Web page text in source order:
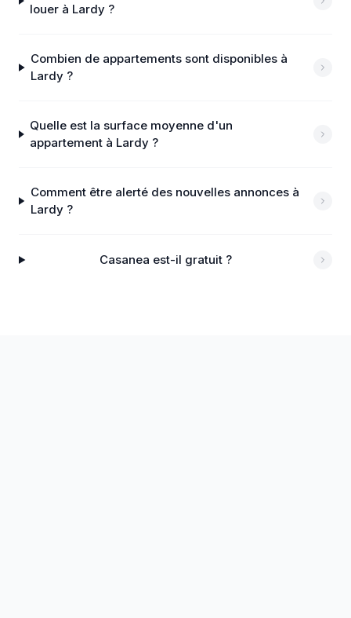
louer à Lardy ?
Combien de appartements sont disponibles à
Lardy ?
Quelle est la surface moyenne d'un
appartement à Lardy ?
Comment être alerté des nouvelles annonces à
Lardy ?
Casanea est-il gratuit ?